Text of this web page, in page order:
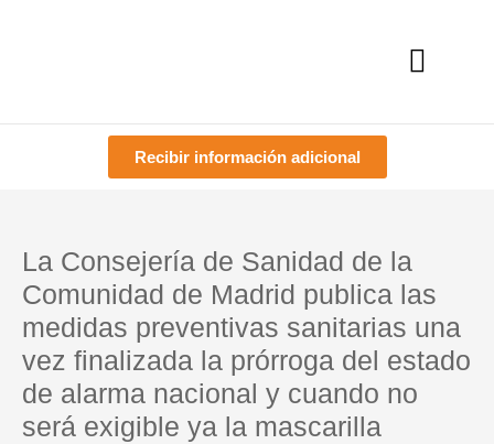
Recibir información adicional
La Consejería de Sanidad de la
Comunidad de Madrid publica las
medidas preventivas sanitarias una
vez finalizada la prórroga del estado
de alarma nacional y cuando no
será exigible ya la mascarilla